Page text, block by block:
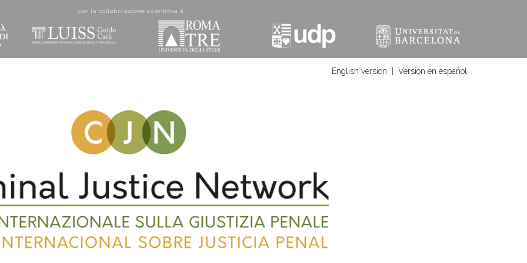
con la collaborazione scientifica di
English version Versión en español